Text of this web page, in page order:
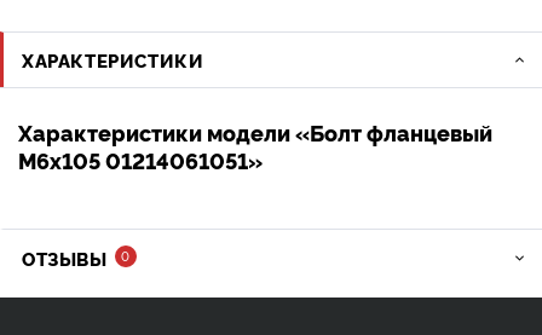
ХАРАКТЕРИСТИКИ
Характеристики модели «Болт фланцевый
М6х105 01214061051»
ОТЗЫВЫ 0